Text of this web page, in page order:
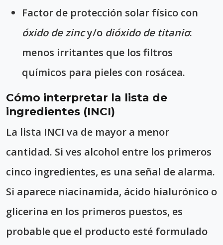
Factor de protección solar físico con
óxido de zincy/o dióxido de titanio:
menos irritantes que los filtros
químicos para pieles con rosácea.
Cómo interpretar la lista de
ingredientes (INCI)
La lista INCI va de mayor a menor
cantidad. Si ves alcohol entre los primeros
cinco ingredientes, es una señal de alarma.
Si aparece niacinamida, ácido hialurónico o
glicerina en los primeros puestos, es
probable que el producto esté formulado